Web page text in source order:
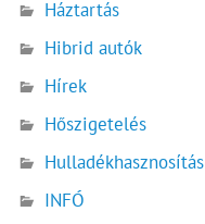
Háztartás
Hibrid autók
Hírek
Hőszigetelés
Hulladékhasznosítás
INFÓ